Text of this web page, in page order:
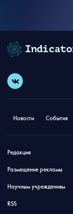
Новости События
Редакция
Размещение рекламы
Научным учреждениям
RSS